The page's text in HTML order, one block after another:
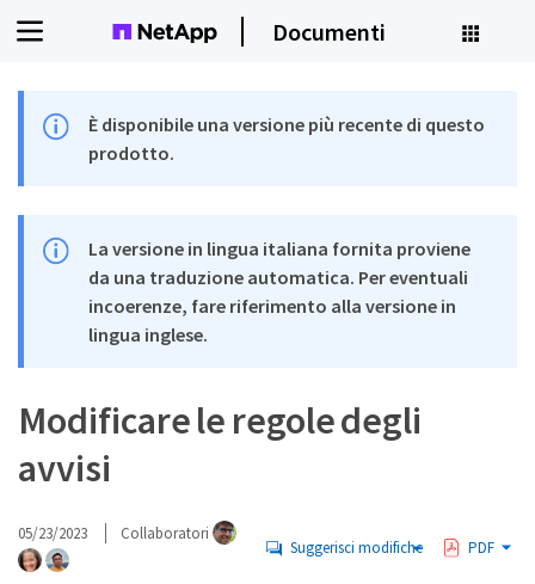
Documenti
È disponibile una versione più recente di questo
prodotto.
La versione in lingua italiana fornita proviene
da una traduzione automatica. Per eventuali
incoerenze, fare riferimento alla versione in
lingua inglese.
Modificare le regole degli
avvisi
05/23/2023 Collaboratori
Suggerisci modifiche PDF